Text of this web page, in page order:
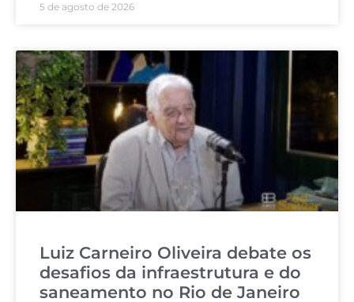
5 de agosto de 2026
Luiz Carneiro Oliveira debate os
desafios da infraestrutura e do
saneamento no Rio de Janeiro